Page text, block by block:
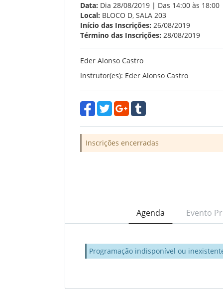
Data: Dia 28/08/2019 | Das 14:00 às 18:00
Local: BLOCO D, SALA 203
Início das Inscrições: 26/08/2019
Término das Inscrições: 28/08/2019
Eder Alonso Castro
Instrutor(es): Eder Alonso Castro
Inscrições encerradas
Agenda Evento
Programação indisponível ou